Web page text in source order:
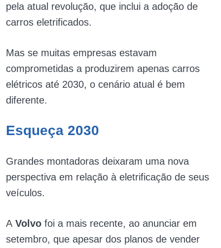
pela atual revolução, que inclui a adoção de
carros eletrificados.
Mas se muitas empresas estavam
comprometidas a produzirem apenas carros
elétricos até 2030, o cenário atual é bem
diferente.
Esqueça 2030
Grandes montadoras deixaram uma nova
perspectiva em relação à eletrificação de seus
veículos.
A Volvo foi a mais recente, ao anunciar em
setembro, que apesar dos planos de vender